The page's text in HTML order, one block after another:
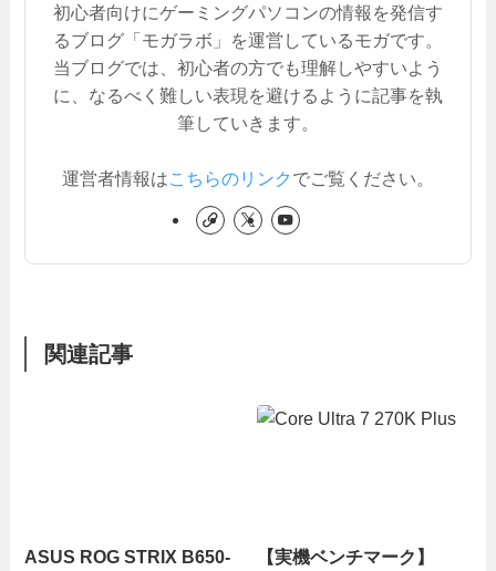
初心者向けにゲーミングパソコンの情報を発信す
るブログ「モガラボ」を運営しているモガです。
当ブログでは、初心者の方でも理解しやすいよう
に、なるべく難しい表現を避けるように記事を執
筆していきます。
運営者情報はこちらのリンク でご覧ください。
関連記事
ASUS ROG STRIX B650-
【実機ベンチマーク】